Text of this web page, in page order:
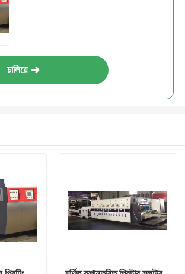
চালিয়ে